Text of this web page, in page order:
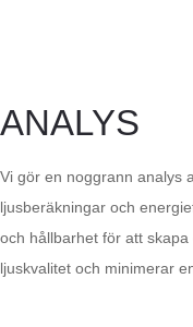
ANALYS
Vi gör en noggrann analys
ljusberäkningar och
och hållbarhet för att
ljuskvalitet och minimerar